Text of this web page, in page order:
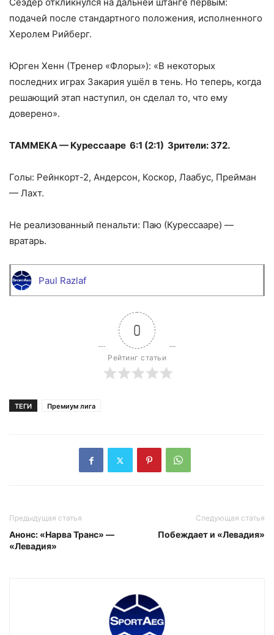
Сеэдер откликнулся на дальней штанге первым:
подачей после стандартного положения, исполненного
Херолем Рийберг.
Юрген Хенн (Тренер «Флоры»): «В некоторых
последних играх Закария ушёл в тень. Но теперь, когда
решающий этап наступил, он сделал то, что ему
доверено».
ТАММЕКА — Курессааре 6:1 (2:1) Зрители: 372.
Голы: Рейнкорт-2, Андерсон, Коскор, Лаабус, Прейман
— Лахт.
Не реализованный пенальти: Паю (Курессааре) —
вратарь.
Paul Razlaf
0
Рейтинг статьи
ТЕГИ Премиум лига
Предыдущая статья
Анонс: «Нарва Транс» —
«Левадия»
Следующая статья
Побеждает и «Левадия»